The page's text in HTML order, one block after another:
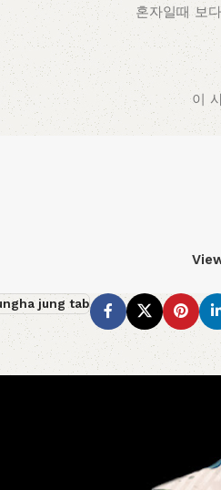
혼자일때 보
이
jung tab